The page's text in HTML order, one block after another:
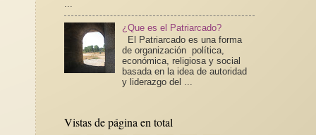
¿Que es el Patriarcado?
El Patriarcado es una forma
de organización política,
económica, religiosa y social
basada en la idea de autoridad
y liderazgo del ...
Vistas de página en total